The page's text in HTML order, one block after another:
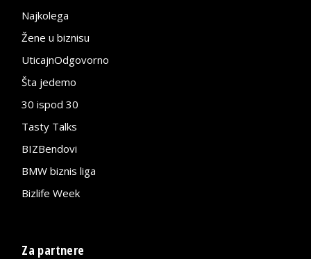
Najkolega
Žene u biznisu
UticajnOdgovorno
Šta jedemo
30 ispod 30
Tasty Talks
BIZBendovi
BMW biznis liga
Bizlife Week
Za partnere